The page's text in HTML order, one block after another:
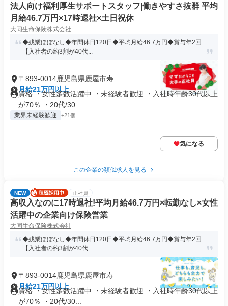
法人向け福利厚生サポートスタッフ|働きやすさ抜群 平均
月給46.7万円×17時退社×土日祝休
大同生命保険株式会社
◆残業ほぼなし◆年間休日120日◆平均月給46.7万円◆賞与年2回
【入社者の約3割が40代...
〒893-0014鹿児島県鹿屋市寿
月給21万円以上
資格 ・女性多数活躍中 ・未経験者歓迎 ・入社時年齢30代以上
が70％ ・20代/30...
業界未経験歓迎 +21個
気になる
この企業の類似求人を見る
NEW 正社員
高収入なのに17時退社!平均月給46.7万円×転勤なし×女性
活躍中の企業向け保険営業
大同生命保険株式会社
◆残業ほぼなし◆年間休日120日◆平均月給46.7万円◆賞与年2回
【入社者の約3割が40代...
〒893-0014鹿児島県鹿屋市寿
月給21万円以上
資格 ・女性多数活躍中 ・未経験者歓迎 ・入社時年齢30代以上
が70％ ・20代/30...